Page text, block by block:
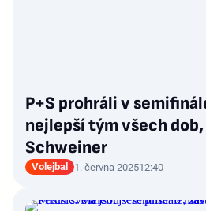
P+S prohráli v
nejlepší tým všech
Schweiner
Volejbal 1. června 202512:40